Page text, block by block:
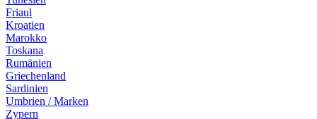
Friaul
Kroatien
Marokko
Toskana
Rumänien
Griechenland
Sardinien
Umbrien / Marken
Zypern